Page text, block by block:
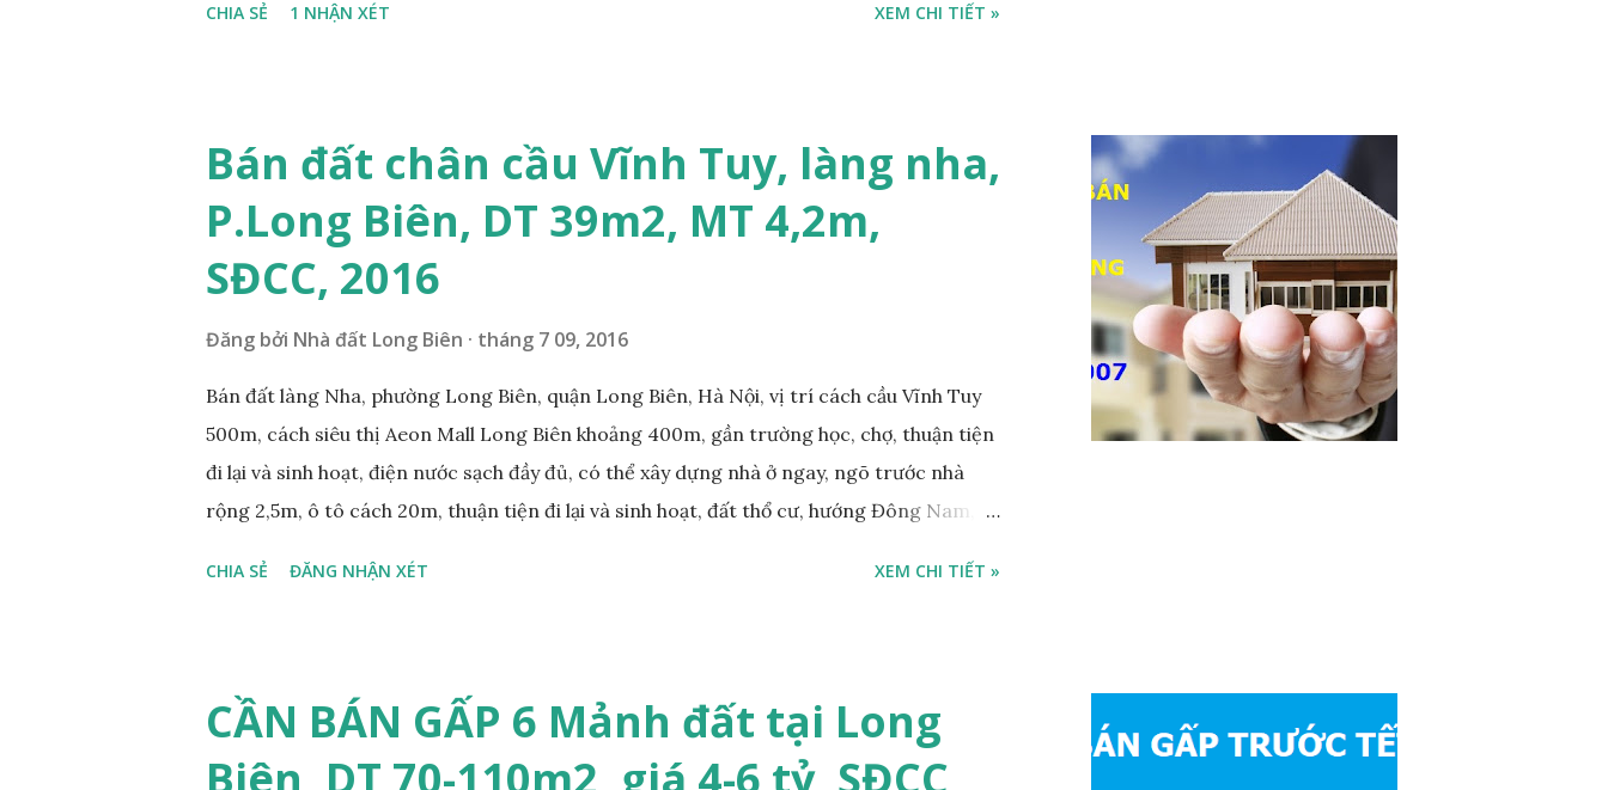
Tiện để xây biệt thự, làm văn phòng công ty, làm kho xưởng, hoặc xây tòa nhà cho thuê;
nằm trên mặt ngõ phố Tư Đình, ngõ trước nhà rộng 8m, ngõ thông, ô tô tránh nhau; •
Cách mặt đường Cổ Linh khoảng 200m; • Cách dự án Eco Smart City Cổ Linh khoảng
250m; • Gần dự án khu biệt thự dự án Minh Tâm Tư Đình • Cách chân cầu Vĩnh Tuy và
siêu thị Aeon Mall Long Biên khoảng 500m; • Khu vực đông đúc dân cư, thuận tiện đi lại
và sinh hoạt; ...
CHIA SẺ 1 NHẬN XÉT XEM CHI TIẾT »
Bán đất chân cầu Vĩnh Tuy, làng nha,
P.Long Biên, DT 39m2, MT 4,2m,
SĐCC, 2016
Đăng bởi Nhà đất Long Biên tháng 7 09, 2016
Bán đất làng Nha, phường Long Biên, quận Long Biên, Hà Nội, vị trí cách cầu Vĩnh Tuy
500m, cách siêu thị Aeon Mall Long Biên khoảng 400m, gần trường học, chợ, thuận tiện
đi lại và sinh hoạt, điện nước sạch đầy đủ, có thể xây dựng nhà ở ngay, ngõ trước nhà
rộng 2,5m, ô tô cách 20m, thuận tiện đi lại và sinh hoạt, đất thổ cư, hướng Đông Nam,
0984999007 - 0915383393. Miễn trung gian & Quảng cáo trực tuyế.
CHIA SẺ ĐĂNG NHẬN XÉT XEM CHI TIẾT »
CẦN BÁN GẤP 6 Mảnh đất tại Long